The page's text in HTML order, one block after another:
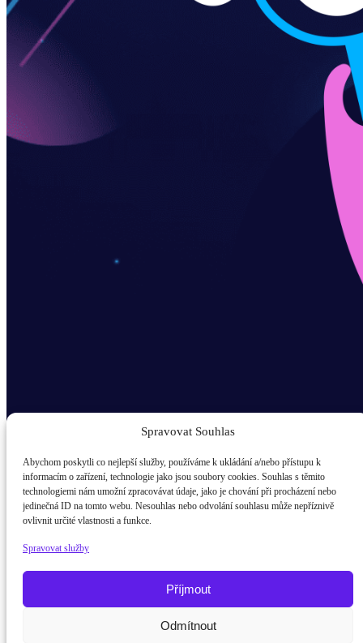
Spravovat Souhlas
Abychom poskytli co nejlepší služby, používáme k ukládání a/nebo přístupu k
informacím o zařízení, technologie jako jsou soubory cookies. Souhlas s těmito
technologiemi nám umožní zpracovávat údaje, jako je chování při procházení nebo
jedinečná ID na tomto webu. Nesouhlas nebo odvolání souhlasu může nepříznivě
ovlivnit určité vlastnosti a funkce.
Spravovat služby
Příjmout
Odmítnout
Odběr novinek popup
E-mail
žák / student
Rodič
Potřebujete poradit?Zeptejte se našeho asist